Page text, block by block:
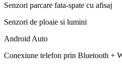
Senzori parcare fata-spate cu afisaj
Senzori de ploaie si lumini
Android Auto
Conexiune telefon prin Bluetooth +